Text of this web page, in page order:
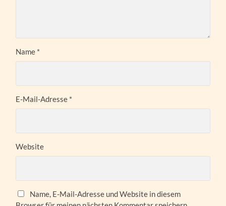
Name *
E-Mail-Adresse *
Website
Name, E-Mail-Adresse und Website in diesem